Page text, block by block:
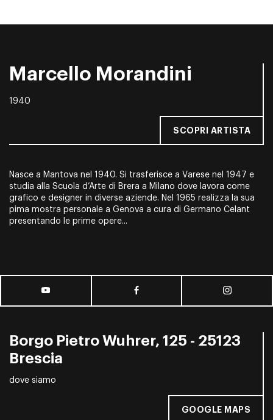
Marcello Morandini
1940
SCOPRI ARTISTA
Nasce a Mantova nel 1940. Si trasferisce a Varese nel 1947 e
studia alla Scuola d’Arte di Brera a Milano dove lavora come
grafico e designer in diverse aziende. Nel 1965 realizza la sua
pima mostra personale a Genova a cura di Germano Celant
presentando le prime opere...
Borgo Pietro Wuhrer, 125 - 25123
Brescia
dove siamo
GOOGLE MAPS